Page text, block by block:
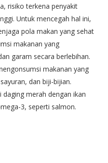
risiko terkena penyakit
Untuk mencegah hal ini,
pola makan yang sehat
makanan yang
garam secara berlebihan.
makanan yang
dan biji-bijian.
merah dengan ikan
3, seperti salmon.